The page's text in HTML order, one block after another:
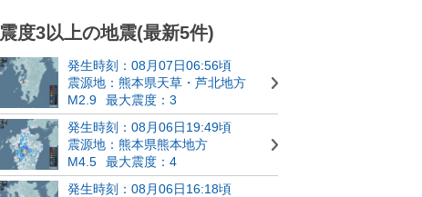
震度3以上の地震(最新5件)
発生時刻：08月07日06:56頃
震源地：熊本県天草・芦北地方
M2.9
最大震度：3
発生時刻：08月06日19:49頃
震源地：熊本県熊本地方
M4.5
最大震度：4
発生時刻：08月06日16:18頃